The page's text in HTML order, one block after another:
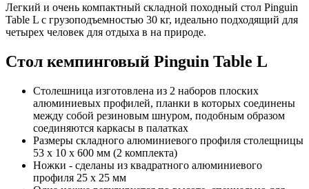
Легкий и очень компактный складной походный стол Pinguin
Table L с грузоподъемностью 30 кг, идеально подходящий для
четырех человек для отдыха в на природе.
Стол кемпинговый Pinguin Table L
Столешница изготовлена из 2 наборов плоских
алюминиевых профилей, планки в которых соединены
между собой резиновым шнуром, подобным образом
соединяются каркасы в палатках
Размеры складного алюминиевого профиля столещницы
53 x 10 x 600 мм (2 комплекта)
Ножки - сделаны из квадратного алюминиевого
профиля 25 х 25 мм